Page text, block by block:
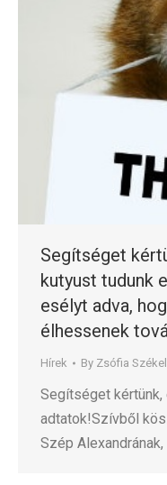
Segítséget
kutyust tudunk
esélyt adva,
élhessenek
Hírek By Zsófia
Segítséget
adtatok!Szívből
Szép